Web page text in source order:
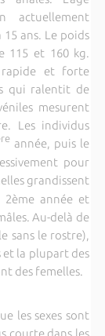
actuellement
15 ans. Le poids
115 et 160 kg.
rapide et forte
qui ralentit de
mesurent
Les individus
année, puis le
pour
grandissent
année et
Au-delà de
sans le rostre),
et la plupart des
des femelles.
les sexes sont
courte dans les